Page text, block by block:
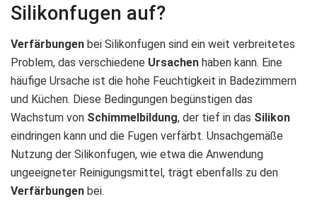
Silikonfugen auf?
Verfärbungen bei Silikonfugen sind ein weit verbreitetes
Problem, das verschiedene Ursachen haben kann. Eine
häufige Ursache ist die hohe Feuchtigkeit in Badezimmern
und Küchen. Diese Bedingungen begünstigen das
Wachstum von Schimmelbildung, der tief in das Silikon
eindringen kann und die Fugen verfärbt. Unsachgemäße
Nutzung der Silikonfugen, wie etwa die Anwendung
ungeeigneter Reinigungsmittel, trägt ebenfalls zu den
Verfärbungen bei.